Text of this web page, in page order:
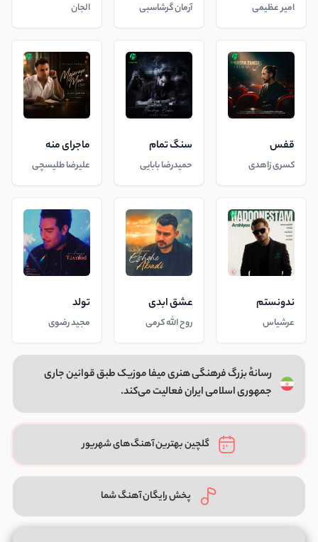
امیر عظیمی آرمان گرشاسبی الجان
قفس
کسری زاهدی
سنگ تمام
حمیدرضا بابایی
ماجرای منه
علیرضا طلیسچی
ندونستم
عرشیاس
عشق ابدی
روح الله کرمی
تولد
مجید رضوی
رسانهٔ بزرگ فرهنگی هنری میفا موزیک طبق قوانین جاری
جمهوری اسلامی ایران فعالیت می‌کند.
گلچین بهترین آهنگ‌های شهریور
پخش رایگان آهنگ شما